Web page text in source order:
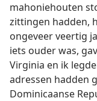
mahoniehouten
zittingen hadden,
ongeveer veertig
iets ouder was,
Virginia en ik
adressen hadden
Dominicaanse